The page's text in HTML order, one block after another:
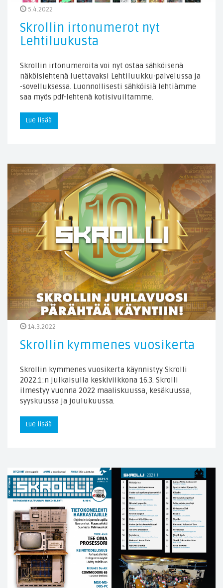
5.4.2022
Skrollin irtonumerot nyt
Lehtiluukusta
Skrollin irtonumeroita voi nyt ostaa sähköisenä
näköislehtenä luettavaksi Lehtiluukku-palvelussa ja
-sovelluksessa. Luonnollisesti sähköisiä lehtiämme
saa myös pdf-lehtenä kotisivuiltamme.
Lue lisää
14.3.2022
Skrollin kymmenes vuosikerta
Skrollin kymmenes vuosikerta käynnistyy Skrolli
2022.1:n julkaisulla keskiviikkona 16.3. Skrolli
ilmestyy vuonna 2022 maaliskuussa, kesäkuussa,
syyskuussa ja joulukuussa.
Lue lisää